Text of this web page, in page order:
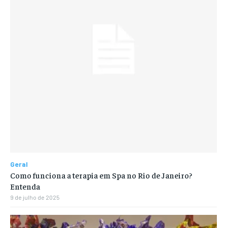
Geral
Como funciona a terapia em Spa no Rio de Janeiro?
Entenda
9 de julho de 2025